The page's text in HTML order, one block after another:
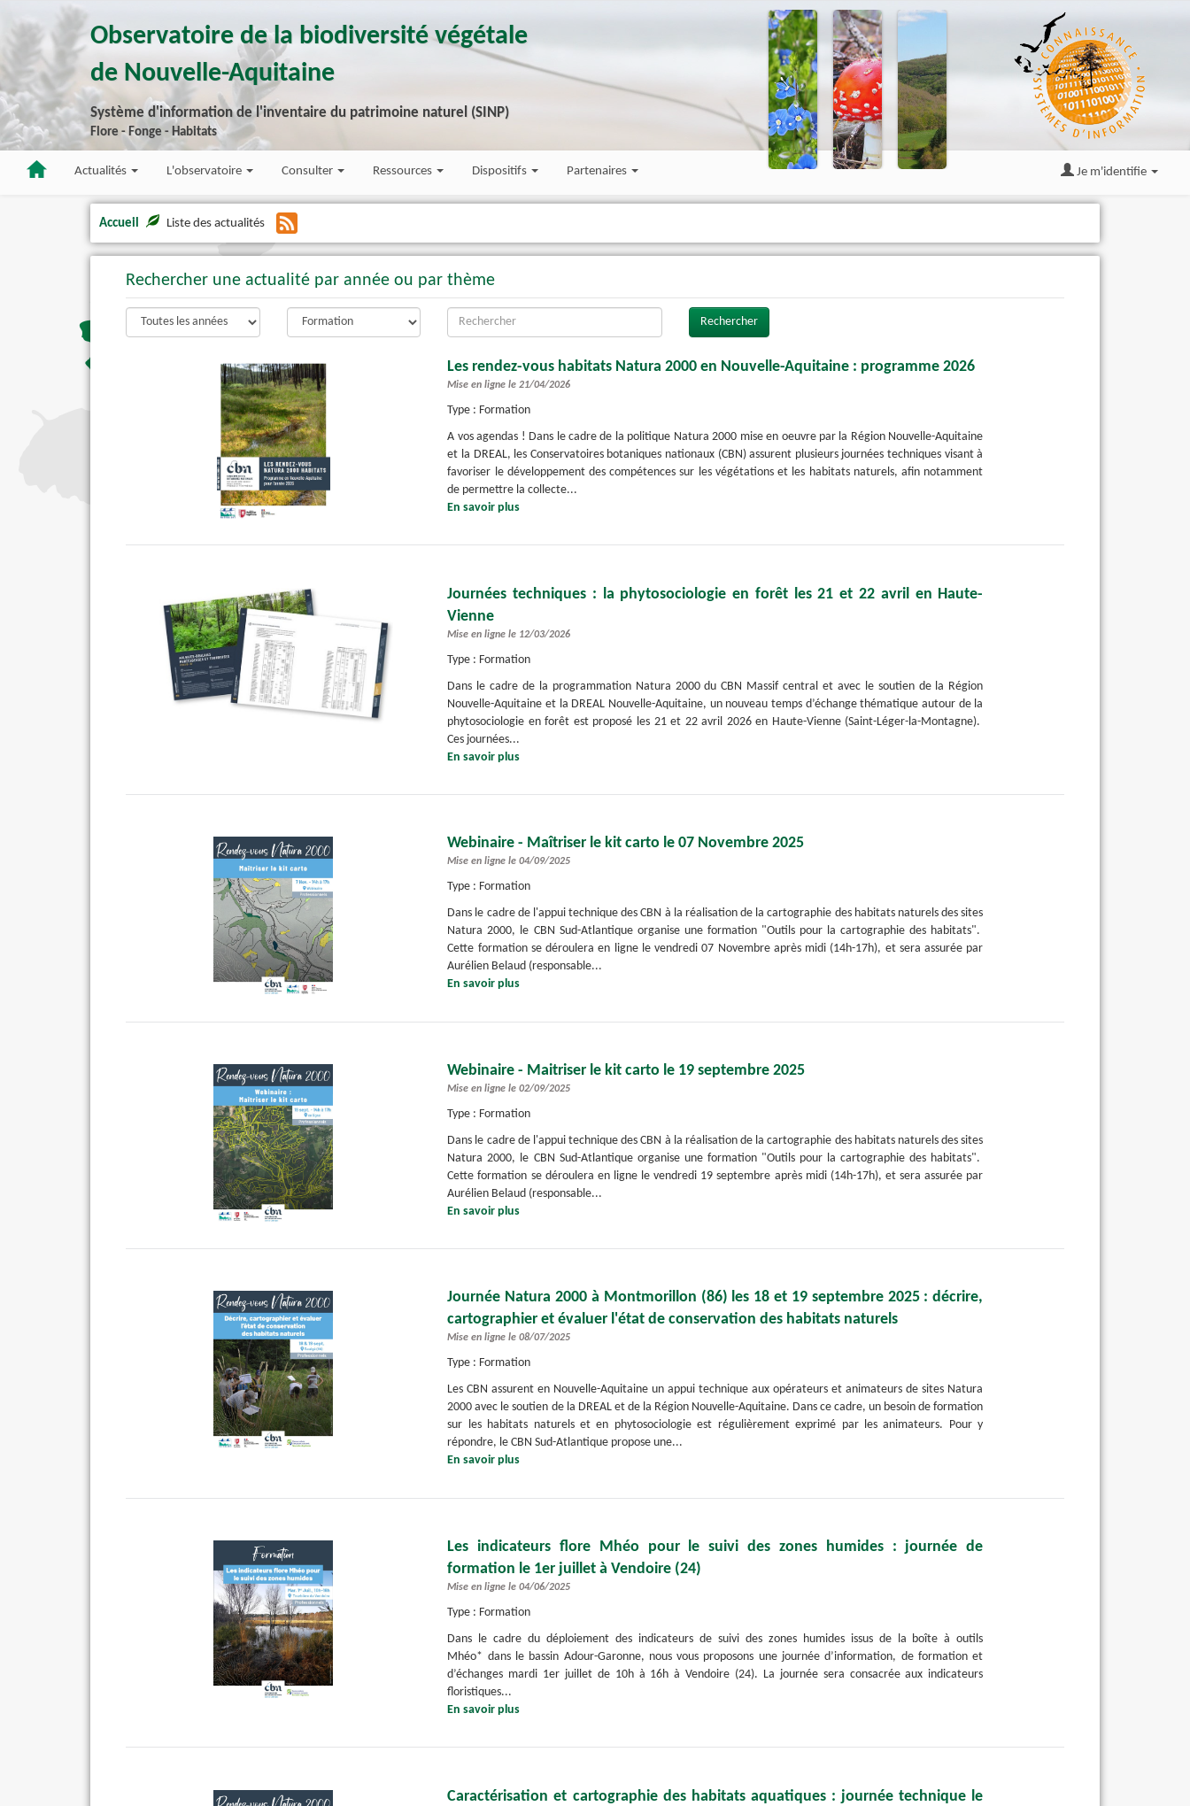
Observatoire de la biodiversité végétale
de Nouvelle-Aquitaine
Système d'information de l'inventaire du patrimoine naturel (SINP)
Flore - Fonge - Habitats
Actualités L'observatoire Consulter Ressources Dispositifs Partenaires Je m'identifie
Accueil Liste des actualités
Rechercher une actualité par année ou par thème
Les rendez-vous habitats Natura 2000 en Nouvelle-Aquitaine : programme 2026
Mise en ligne le 21/04/2026
Type : Formation
A vos agendas ! Dans le cadre de la politique Natura 2000 mise en oeuvre par la Région Nouvelle-Aquitaine
et la DREAL, les Conservatoires botaniques nationaux (CBN) assurent plusieurs journées techniques visant à
favoriser le développement des compétences sur les végétations et les habitats naturels, afin notamment
de permettre la collecte...
En savoir plus
Journées techniques : la phytosociologie en forêt les 21 et 22 avril en Haute-
Vienne
Mise en ligne le 12/03/2026
Type : Formation
Dans le cadre de la programmation Natura 2000 du CBN Massif central et avec le soutien de la Région
Nouvelle-Aquitaine et la DREAL Nouvelle-Aquitaine, un nouveau temps d’échange thématique autour de la
phytosociologie en forêt est proposé les 21 et 22 avril 2026 en Haute-Vienne (Saint-Léger-la-Montagne).
Ces journées...
En savoir plus
Webinaire - Maîtriser le kit carto le 07 Novembre 2025
Mise en ligne le 04/09/2025
Type : Formation
Dans le cadre de l'appui technique des CBN à la réalisation de la cartographie des habitats naturels des sites
Natura 2000, le CBN Sud-Atlantique organise une formation "Outils pour la cartographie des habitats".
Cette formation se déroulera en ligne le vendredi 07 Novembre après midi (14h-17h), et sera assurée par
Aurélien Belaud (responsable...
En savoir plus
Webinaire - Maitriser le kit carto le 19 septembre 2025
Mise en ligne le 02/09/2025
Type : Formation
Dans le cadre de l'appui technique des CBN à la réalisation de la cartographie des habitats naturels des sites
Natura 2000, le CBN Sud-Atlantique organise une formation "Outils pour la cartographie des habitats".
Cette formation se déroulera en ligne le vendredi 19 septembre après midi (14h-17h), et sera assurée par
Aurélien Belaud (responsable...
En savoir plus
Journée Natura 2000 à Montmorillon (86) les 18 et 19 septembre 2025 : décrire,
cartographier et évaluer l'état de conservation des habitats naturels
Mise en ligne le 08/07/2025
Type : Formation
Les CBN assurent en Nouvelle-Aquitaine un appui technique aux opérateurs et animateurs de sites Natura
2000 avec le soutien de la DREAL et de la Région Nouvelle-Aquitaine. Dans ce cadre, un besoin de formation
sur les habitats naturels et en phytosociologie est régulièrement exprimé par les animateurs. Pour y
répondre, le CBN Sud-Atlantique propose une...
En savoir plus
Les indicateurs flore Mhéo pour le suivi des zones humides : journée de
formation le 1er juillet à Vendoire (24)
Mise en ligne le 04/06/2025
Type : Formation
Dans le cadre du déploiement des indicateurs de suivi des zones humides issus de la boîte à outils
Mhéo* dans le bassin Adour-Garonne, nous vous proposons une journée d’information, de formation et
d’échanges mardi 1er juillet de 10h à 16h à Vendoire (24). La journée sera consacrée aux indicateurs
floristiques...
En savoir plus
Caractérisation et cartographie des habitats aquatiques : journée technique le